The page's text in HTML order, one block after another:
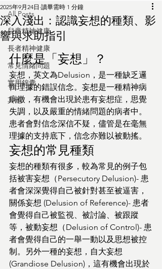
All Posts
兒童精神健康
長者精神健康
常見情緒問題
實用錦囊
其他
深入淺出：認識妄想的種類、影
響與求助指引
2025年9月24日 讀畢需時 1 分鐘
什麼是「妄想」？
妄想，英文為Delusion，是一種缺乏邏
輯理據的錯誤信念。妄想是一種精神病
病徵，有機會出現於患有妄想症，思覺
失調，以及嚴重的情緒問題的病者中。
患者會對信念深信不疑，儘管是在毫無
理據的支持底下，信念亦難以被動搖。
妄想的常見種類
妄想的種類有很多，較為常見的例子包
括被害妄想（Persecutory Delusion)- 患
者會深深覺得自己被針對甚至被逼害，
關係妄想 (Delusion of Reference)- 患者
會覺得自己被監視、被討論、被跟蹤
等，被動妄想（Delusion of Control)- 患
者會覺得自己的一舉一動以及思想被控
制。另外一種的妄想，自大妄想
(Grandiose Delusion)，這有機會出現於